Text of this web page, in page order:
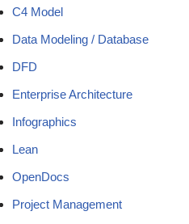
C4 Model
Data Modeling / Database
DFD
Enterprise Architecture
Infographics
Lean
OpenDocs
Project Management